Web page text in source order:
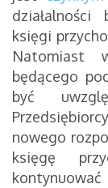
działalności
księgi
Natomiast
będącego
być
nowego
księgę